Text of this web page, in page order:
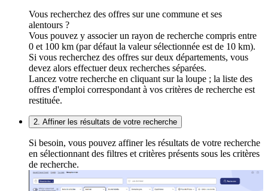
Vous recherchez des offres sur une commune et ses
alentours ?
Vous pouvez y associer un rayon de recherche compris entre
0 et 100 km (par défaut la valeur sélectionnée est de 10 km).
Si vous recherchez des offres sur deux départements, vous
devez alors effectuer deux recherches séparées.
Lancez votre recherche en cliquant sur la loupe ; la liste des
offres d'emploi correspondant à vos critères de recherche est
restituée.
2. Affiner les résultats de votre recherche
Si besoin, vous pouvez affiner les résultats de votre recherche
en sélectionnant des filtres et critères présents sous les critères
de recherche.